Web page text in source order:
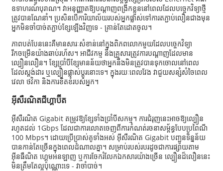
ឧទាហរណ៍​បុរាណ។ វា​អនុញ្ញាត​ឱ្យ​បណ្តាញ​ពង្រីក​ខ្លួន​នៅ​ពេល​ដែល​បច្ចេកវិទ្យា​ថ្មី​
ត្រូវ​បាន​ណែនាំ។ ប្រសិនបើ​ការិយាល័យ​របស់​អ្នក​ផ្លាស់​ទៅ​ការ​តភ្ជាប់​លឿន​ជាង​មុន
អ្នក​មិន​ចាំបាច់​តភ្ជាប់​ខ្សែ​ឡើងវិញ​ទេ - គ្រាន់តែ​ដោត​ចូល​។
ភាពបត់បែននេះគឺមានសារៈសំខាន់នៅក្នុងពិភពលោកមួយដែលបច្ចេកវិទ្យា
រីកចម្រើនយ៉ាងឆាប់រហ័ស។ អាជីវកម្ម និងគ្រួសារត្រូវការបណ្តាញដែលមាន
ល្បឿនលឿន។ ខ្សែប្រាំបីខ្សែមានន័យថាអ្នកនឹងមិនត្រូវបានទុកចោលនៅពេល
ដែលស្តង់ដារ ឬល្បឿនផ្លាស់ប្តូរនោះទេ។ ក្នុងរយៈពេលវែង វាជួយសន្សំសំចៃពេល
វេលា ថវិកា និងការខិតខំរបស់អ្នក។
អ៊ីសឺរណិតជីហ្គាប៊ីត
អ៊ីសឺរណិត Gigabit តម្រូវឱ្យខ្សែទាំងប្រាំបីសកម្ម។ ការជំរុញនេះអាចឱ្យល្បឿន
រហូតដល់ 1Gbps ដែលជាការលោតចេញពីការកំណត់រចនាសម្ព័ន្ធបែបប្រពៃណី
100 Mbps។ ដោយប្រើប្រាស់គូទាំងអស់ អ៊ីសឺរណិត Gigabit បញ្ជូនទិន្នន័យ
បានកាន់តែច្រើនក្នុងពេលដំណាលគ្នា។ សម្រាប់របស់របរដូចជាការផ្សាយតាម
អ៊ីនធឺណិត ហ្គេមអនឡាញ ឬការចែករំលែកឯកសារយ៉ាងច្រើន ល្បឿនដ៏លឿននេះ
មិនត្រឹមតែល្អប៉ុណ្ណោះទេ - វាចាំបាច់។